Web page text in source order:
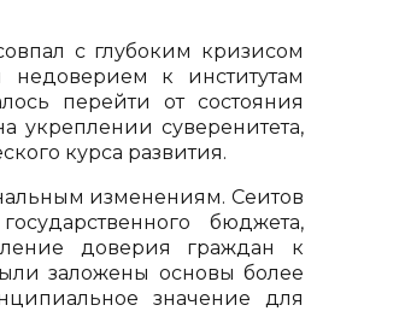
с глубоким кризисом
недоверием к институтам
перейти от состояния
укреплении суверенитета,
курса развития.
изменениям. Сеитов
бюджета,
доверия граждан к
заложены основы более
значение для